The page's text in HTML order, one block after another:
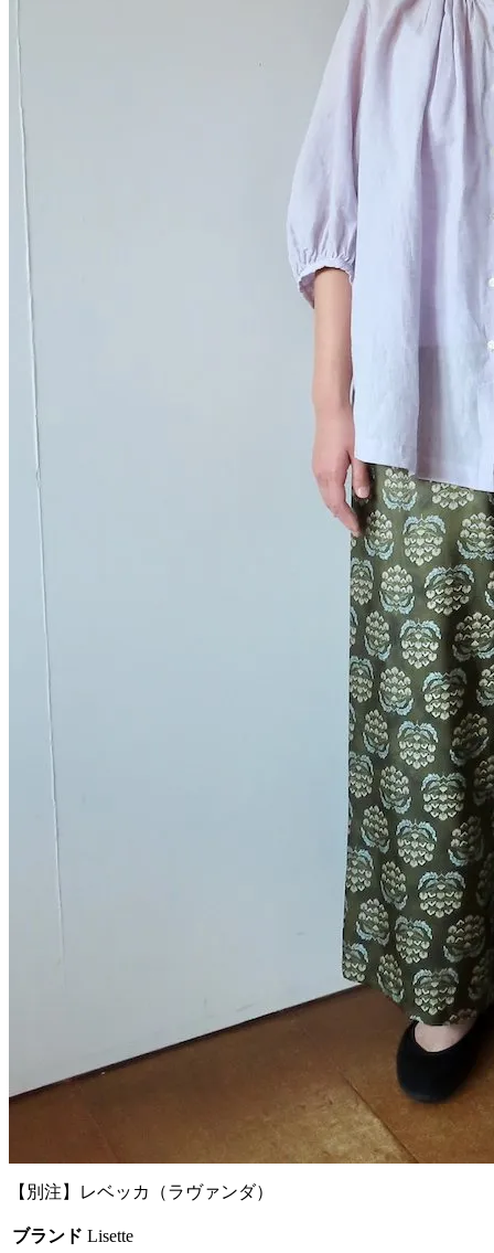
【別注】レベッカ（ラヴァンダ）
ブランド Lisette